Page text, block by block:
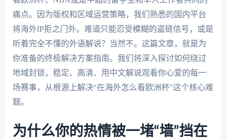
痛点。因为版权和区域运营策略，我们熟悉的国内平台
将海外IP拒之门外。难道只能忍受模糊的盗链信号，或是
听着完全不懂的外语解说？当然不。这篇文章，就是为
你准备的终极解决方案指南。我们将深入探讨如何绕过
地域封锁，稳定、高清、用中文解说观看你心爱的每一
场赛事，从根源上解决“在海外怎么看欧洲杯”这个核心难
题。
为什么你的热情被一堵“墙”挡在